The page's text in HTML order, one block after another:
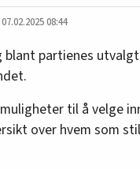
07.02.2025 08:44
partienes
til å velge
over hvem som